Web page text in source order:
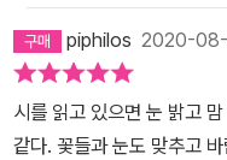
piphilos 2020-
시를 읽고 있으면 눈 밝고
같다. 꽃들과 눈도 맞추고